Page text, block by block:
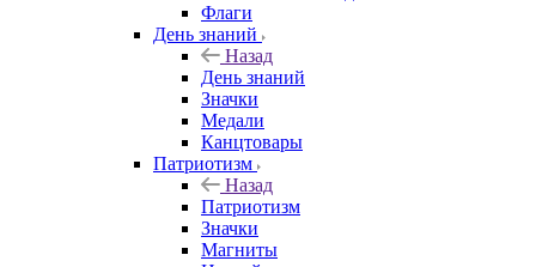
Флаги
День знаний
Назад
День знаний
Значки
Медали
Канцтовары
Патриотизм
Назад
Патриотизм
Значки
Магниты